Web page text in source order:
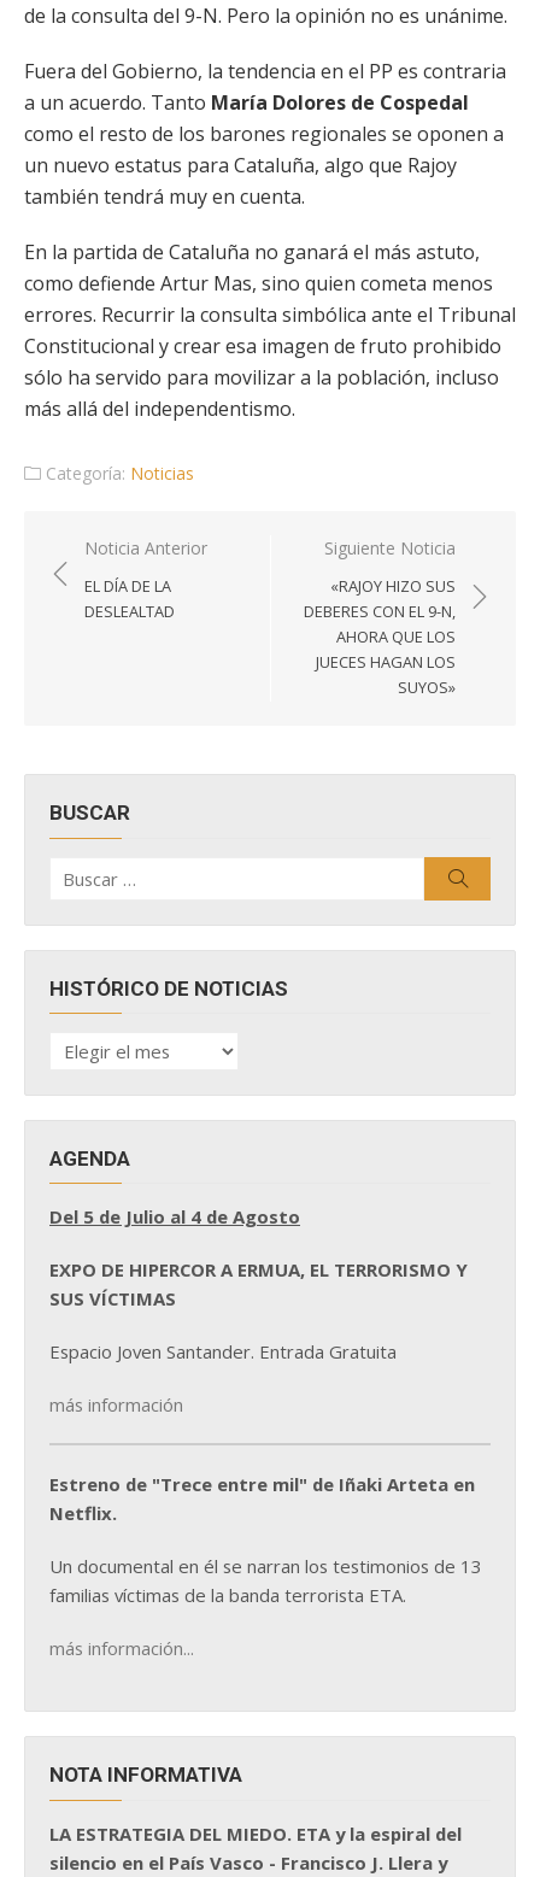
de la consulta del 9-N. Pero la opinión no es unánime.
Fuera del Gobierno, la tendencia en el PP es contraria
a un acuerdo. Tanto María Dolores de Cospedal
como el resto de los barones regionales se oponen a
un nuevo estatus para Cataluña, algo que Rajoy
también tendrá muy en cuenta.
En la partida de Cataluña no ganará el más astuto,
como defiende Artur Mas, sino quien cometa menos
errores. Recurrir la consulta simbólica ante el Tribunal
Constitucional y crear esa imagen de fruto prohibido
sólo ha servido para movilizar a la población, incluso
más allá del independentismo.
Categoría: Noticias
Navegación
de
entradas
Noticia Anterior
EL DÍA DE LA
DESLEALTAD
Siguiente Noticia
«RAJOY HIZO SUS
DEBERES CON EL 9-N,
AHORA QUE LOS
JUECES HAGAN LOS
SUYOS»
BUSCAR
por:
HISTÓRICO DE NOTICIAS
HISTÓRICO
DE
AGENDA
Del 5 de Julio al 4 de Agosto
EXPO DE HIPERCOR A ERMUA, EL TERRORISMO Y
SUS VÍCTIMAS
Espacio Joven Santander. Entrada Gratuita
más información
Estreno de "Trece entre mil" de Iñaki Arteta en
Netflix.
Un documental en él se narran los testimonios de 13
familias víctimas de la banda terrorista ETA.
más información...
NOTA INFORMATIVA
LA ESTRATEGIA DEL MIEDO. ETA y la espiral del
silencio en el País Vasco - Francisco J. Llera y